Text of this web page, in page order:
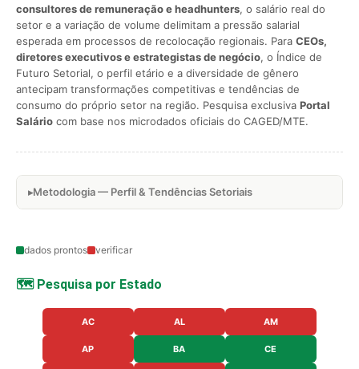
consultores de remuneração e headhunters, o salário real do
setor e a variação de volume delimitam a pressão salarial
esperada em processos de recolocação regionais. Para CEOs,
diretores executivos e estrategistas de negócio, o Índice de
Futuro Setorial, o perfil etário e a diversidade de gênero
antecipam transformações competitivas e tendências de
consumo do próprio setor na região. Pesquisa exclusiva Portal
Salário com base nos microdados oficiais do CAGED/MTE.
Metodologia — Perfil & Tendências Setoriais
dados prontos verificar
🗺️ Pesquisa por Estado
AC AL AM
AP BA CE